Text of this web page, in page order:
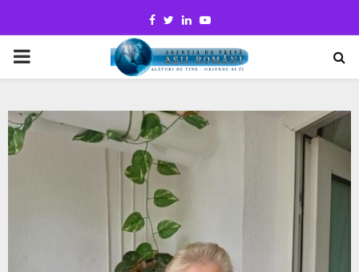
Facebook
TwitterLinkedinYoutube
PRIMARY